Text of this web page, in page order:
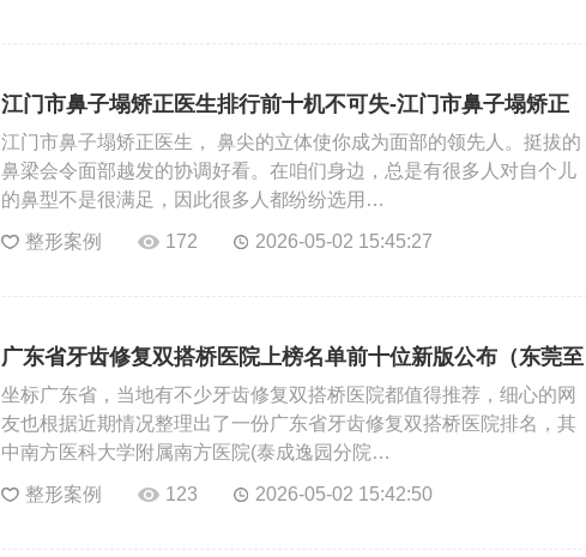
江门市鼻子塌矫正医生排行前十机不可失-江门市鼻子塌矫正
医生
江门市鼻子塌矫正医生， 鼻尖的立体使你成为面部的领先人。挺拔的
鼻梁会令面部越发的协调好看。在咱们身边，总是有很多人对自个儿
的鼻型不是很满足，因此很多人都纷纷选用…
整形案例 172 2026-05-02 15:45:27
广东省牙齿修复双搭桥医院上榜名单前十位新版公布（东莞至
诚口腔门诊部技术优势介绍）
坐标广东省，当地有不少牙齿修复双搭桥医院都值得推荐，细心的网
友也根据近期情况整理出了一份广东省牙齿修复双搭桥医院排名，其
中南方医科大学附属南方医院(泰成逸园分院…
整形案例 123 2026-05-02 15:42:50